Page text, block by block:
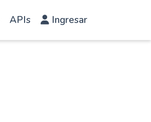
APIs Ingresar